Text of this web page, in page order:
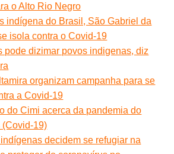
o Alto Rio Negro
indígena do Brasil, São Gabriel da
isola contra o Covid-19
pode dizimar povos indigenas, diz
organizam campanha para se
a Covid-19
do Cimi acerca da pandemia do
(Covid-19)
decidem se refugiar na